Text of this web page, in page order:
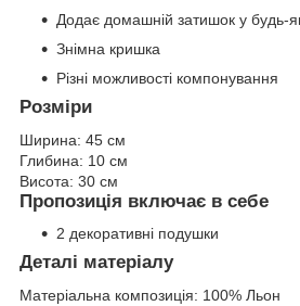
Додає домашній затишок у будь-
Знімна кришка
Різні можливості компонування
Розміри
Ширина: 45 см
Глибина: 10 см
Висота: 30 см
Пропозиція включає в себе
2 декоративні подушки
Деталі матеріалу
Матеріальна композиція: 100% Льон